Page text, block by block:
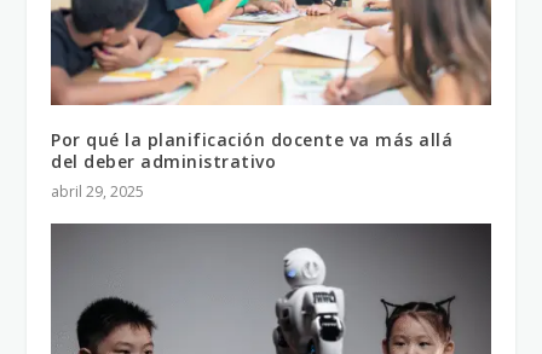
Por qué la planificación docente va más allá
del deber administrativo
abril 29, 2025